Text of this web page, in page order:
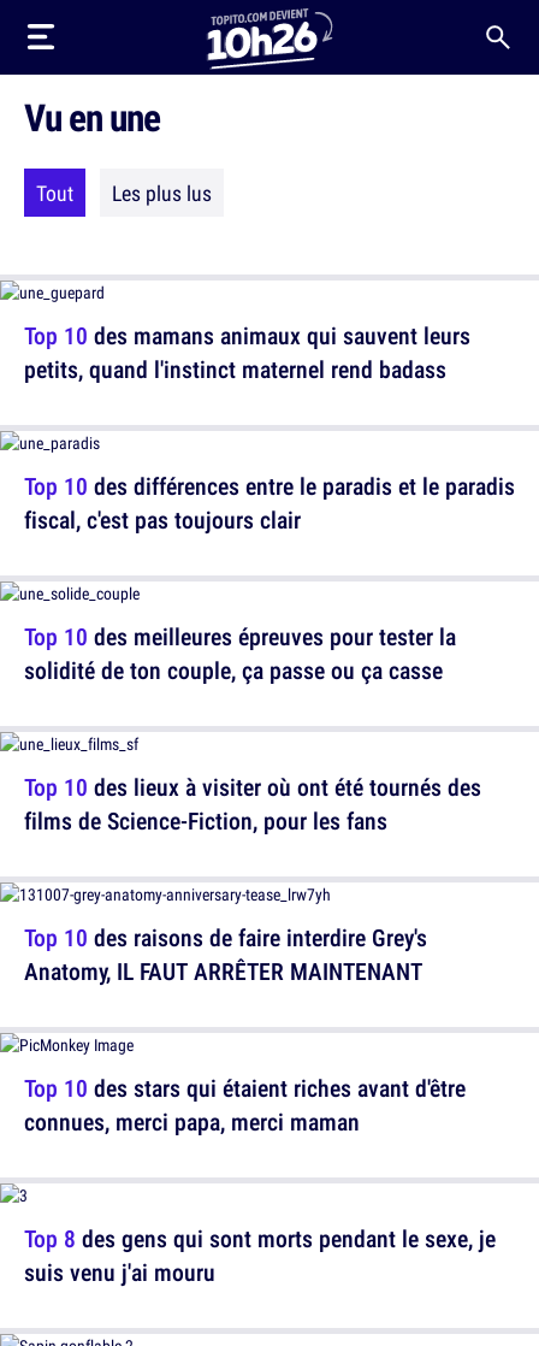
Vu en une
Tout Les plus lus
Top 10 des mamans animaux qui sauvent leurs
petits, quand l'instinct maternel rend badass
Top 10 des meilleures épreuves pour tester la
solidité de ton couple, ça passe ou ça casse
Top 10 des raisons de faire interdire Grey's
Anatomy, IL FAUT ARRÊTER MAINTENANT
Top 8 des gens qui sont morts pendant le sexe, je
suis venu j'ai mouru
Top 10 des différences entre le paradis et le paradis
fiscal, c'est pas toujours clair
Top 10 des lieux à visiter où ont été tournés des
films de Science-Fiction, pour les fans
Top 10 des stars qui étaient riches avant d'être
connues, merci papa, merci maman